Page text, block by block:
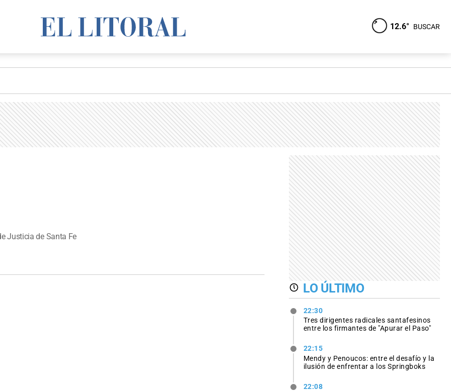
12.6° BUSCAR
Justicia de Santa Fe
LO ÚLTIMO
22:30
Tres dirigentes radicales santafesinos
entre los firmantes de "Apurar el Paso"
22:15
Mendy y Penoucos: entre el desafío y la
ilusión de enfrentar a los Springboks
22:08